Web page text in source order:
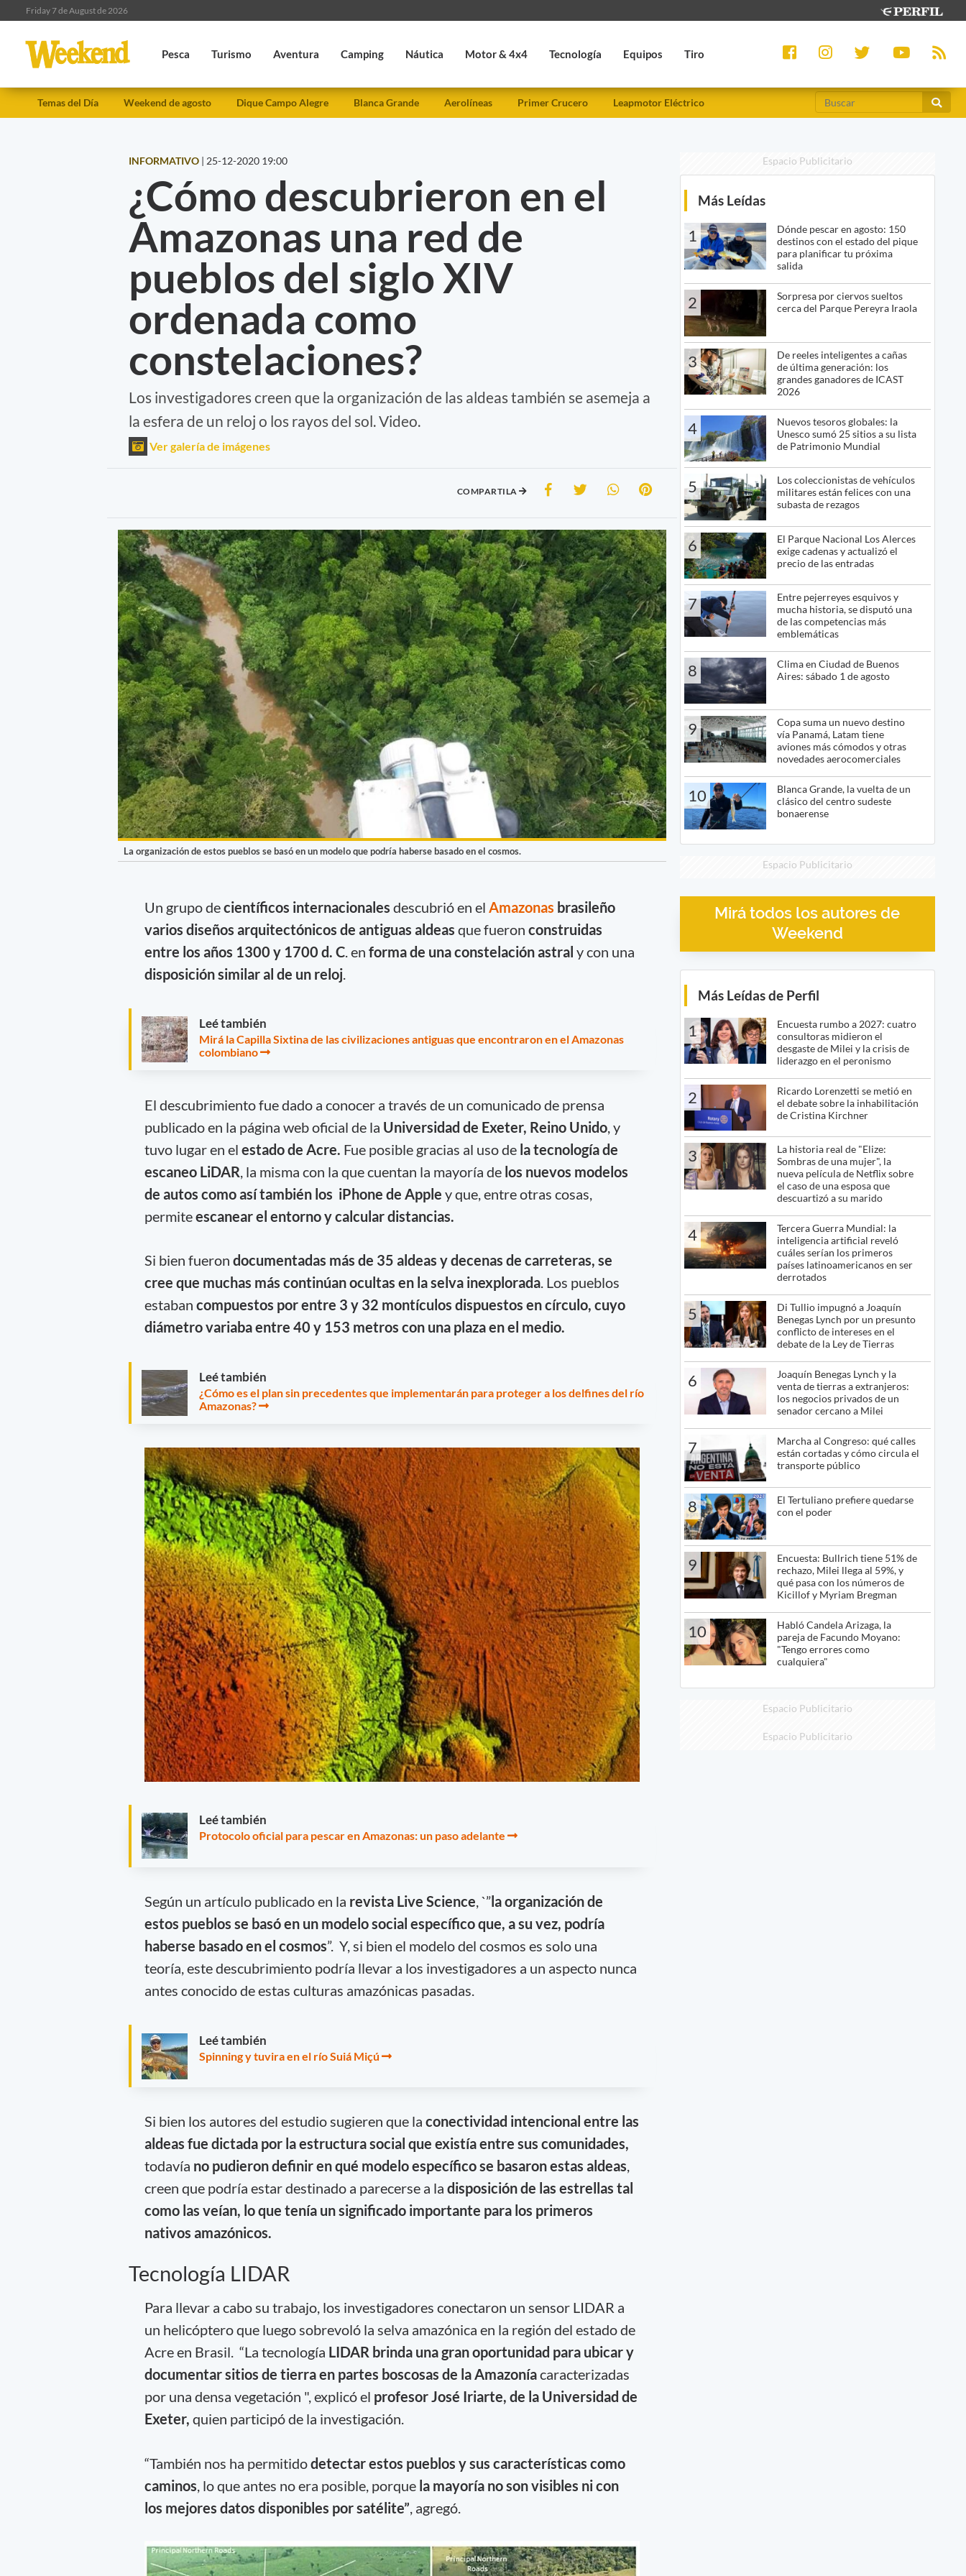
Friday 7 de August de 2026
Pesca Turismo Aventura Camping Náutica Motor & 4x4 Tecnología Equipos Tiro
Temas del Día Weekend de agosto Dique Campo Alegre Blanca Grande Aerolíneas Primer Crucero Leapmotor Eléctrico
INFORMATIVO | 25-12-2020 19:00
¿Cómo descubrieron en el
Amazonas una red de
pueblos del siglo XIV
ordenada como
constelaciones?
Los investigadores creen que la organización de las aldeas también se asemeja a
la esfera de un reloj o los rayos del sol. Video.
Ver galería de imágenes
COMPARTILA
La organización de estos pueblos se basó en un modelo que podría haberse basado en el cosmos.
Un grupo decientíficos internacionales descubrió en el Amazonas brasileño
varios diseños arquitectónicos de antiguas aldeas que fueron construidas
entre los años 1300 y 1700 d. C. en forma de una constelación astral y con una
disposición similar al de un reloj.
Leé también
Mirá la Capilla Sixtina de las civilizaciones antiguas que encontraron en el Amazonas
colombiano
El descubrimiento fue dado a conocer a través de un comunicado de prensa
publicado en la página web oficial de la Universidad de Exeter, Reino Unido, y
tuvo lugar en el estado de Acre. Fue posible gracias al uso de la tecnología de
escaneo LiDAR , la misma con la que cuentan la mayoría de los nuevos modelos
de autos como así también los iPhone de Apple y que, entre otras cosas,
permiteescanear el entorno y calcular distancias.
Si bien fueron documentadas más de 35 aldeas y decenas de carreteras, se
cree que muchas más continúan ocultas en la selva inexplorada. Los pueblos
estaban compuestos por entre 3 y 32 montículos dispuestos en círculo, cuyo
diámetro variaba entre 40 y 153 metros con una plaza en el medio.
Leé también
¿Cómo es el plan sin precedentes que implementarán para proteger a los delfines del río
Amazonas?
Leé también
Protocolo oficial para pescar en Amazonas: un paso adelante
Según un artículo publicado en la revista Live Science, `”la organización de
estos pueblos se basó en un modelo social específico que, a su vez, podría
haberse basado en el cosmos”. Y, si bien el modelo del cosmos es solo una
teoría, este descubrimiento podría llevar a los investigadores a un aspecto nunca
antes conocido de estas culturas amazónicas pasadas.
Leé también
Spinning y tuvira en el río Suiá Miçú
Si bien los autores del estudio sugieren que la conectividad intencional entre las
aldeas fue dictada por la estructura social que existía entre sus comunidades,
todavía no pudieron definir en qué modelo específico se basaron estas aldeas,
creen que podría estar destinado a parecerse a la disposición de las estrellas tal
como las veían, lo que tenía un significado importante para los primeros
nativos amazónicos.
Tecnología LIDAR
Para llevar a cabo su trabajo, los investigadores conectaron un sensor LIDAR a
un helicóptero que luego sobrevoló la selva amazónica en la región del estado de
Acre en Brasil. “La tecnología LIDAR brinda una gran oportunidad para ubicar y
documentar sitios de tierra en partes boscosas de la Amazoníacaracterizadas
por una densa vegetación ", explicó el profesor José Iriarte, de la Universidad de
Exeter, quien participó de la investigación.
“También nos ha permitidodetectar estos pueblos y sus características como
caminos , lo que antes no era posible, porque la mayoría no son visibles ni con
los mejores datos disponibles por satélite” , agregó.
Espacio Publicitario
Más Leídas
1
Dónde pescar en agosto: 150
destinos con el estado del pique
para planificar tu próxima
salida
2
Sorpresa por ciervos sueltos
cerca del Parque Pereyra Iraola
3
De reeles inteligentes a cañas
de última generación: los
grandes ganadores de ICAST
2026
4
Nuevos tesoros globales: la
Unesco sumó 25 sitios a su lista
de Patrimonio Mundial
5
Los coleccionistas de vehículos
militares están felices con una
subasta de rezagos
6
El Parque Nacional Los Alerces
exige cadenas y actualizó el
precio de las entradas
7
Entre pejerreyes esquivos y
mucha historia, se disputó una
de las competencias más
emblemáticas
8
Clima en Ciudad de Buenos
Aires: sábado 1 de agosto
9
Copa suma un nuevo destino
vía Panamá, Latam tiene
aviones más cómodos y otras
novedades aerocomerciales
10
Blanca Grande, la vuelta de un
clásico del centro sudeste
bonaerense
Espacio Publicitario
Mirá todos los autores de
Weekend
Más Leídas de Perfil
1
Encuesta rumbo a 2027: cuatro
consultoras midieron el
desgaste de Milei y la crisis de
liderazgo en el peronismo
2
Ricardo Lorenzetti se metió en
el debate sobre la inhabilitación
de Cristina Kirchner
3
La historia real de "Elize:
Sombras de una mujer", la
nueva película de Netflix sobre
el caso de una esposa que
descuartizó a su marido
4
Tercera Guerra Mundial: la
inteligencia artificial reveló
cuáles serían los primeros
países latinoamericanos en ser
derrotados
5
Di Tullio impugnó a Joaquín
Benegas Lynch por un presunto
conflicto de intereses en el
debate de la Ley de Tierras
6
Joaquín Benegas Lynch y la
venta de tierras a extranjeros:
los negocios privados de un
senador cercano a Milei
7
Marcha al Congreso: qué calles
están cortadas y cómo circula el
transporte público
8
El Tertuliano prefiere quedarse
con el poder
9
Encuesta: Bullrich tiene 51% de
rechazo, Milei llega al 59%, y
qué pasa con los números de
Kicillof y Myriam Bregman
10
Habló Candela Arizaga, la
pareja de Facundo Moyano:
"Tengo errores como
cualquiera"
Espacio Publicitario
Espacio Publicitario